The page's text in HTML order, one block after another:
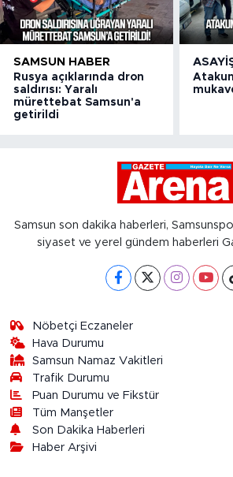
SAMSUN HABER
Rusya açıklarında dron
saldırısı: Yaralı
mürettebat Samsun'a
getirildi
Samsun son dakika haberleri,
siyaset ve yerel gündem haberleri
Nöbetçi Eczaneler
Hava Durumu
Samsun Namaz Vakitleri
Trafik Durumu
Puan Durumu ve Fikstür
Tüm Manşetler
Son Dakika Haberleri
Haber Arşivi